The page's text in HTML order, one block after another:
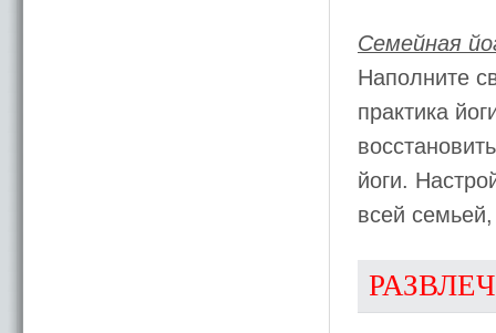
Семейная
Наполните
практика
йоги.
всей семьей,